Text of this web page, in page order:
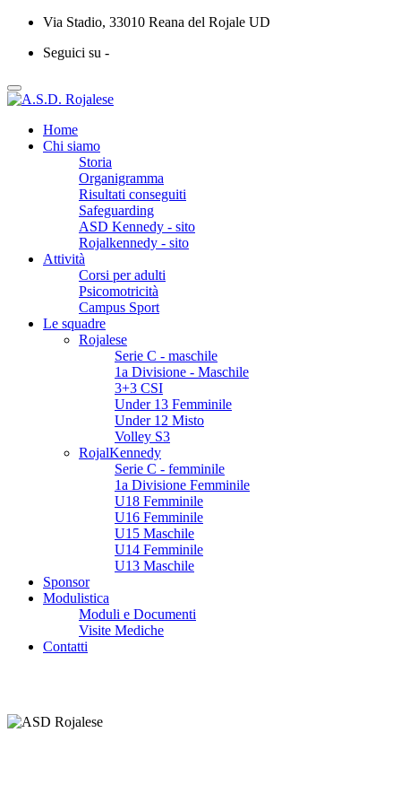
Via Stadio, 33010 Reana del Rojale UD
Seguici su -
Home
Chi siamo
Storia
Organigramma
Risultati conseguiti
Safeguarding
ASD Kennedy - sito
Rojalkennedy - sito
Attività
Corsi per adulti
Psicomotricità
Campus Sport
Le squadre
Rojalese
Serie C - maschile
1a Divisione - Maschile
3+3 CSI
Under 13 Femminile
Under 12 Misto
Volley S3
RojalKennedy
Serie C - femminile
1a Divisione Femminile
U18 Femminile
U16 Femminile
U15 Maschile
U14 Femminile
U13 Maschile
Sponsor
Modulistica
Moduli e Documenti
Visite Mediche
Contatti